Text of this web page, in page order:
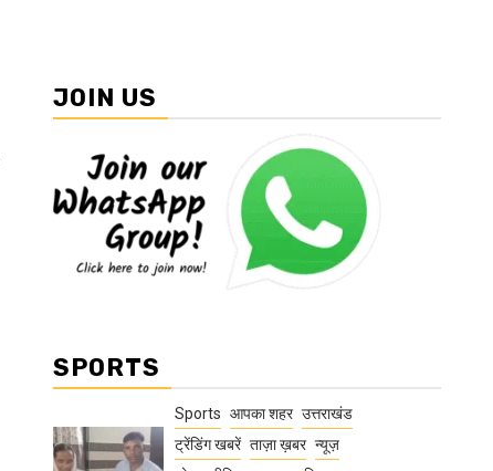
JOIN US
SPORTS
Sports आपका शहर उत्तराखंड
ट्रेंडिंग खबरें ताज़ा ख़बर न्यूज़